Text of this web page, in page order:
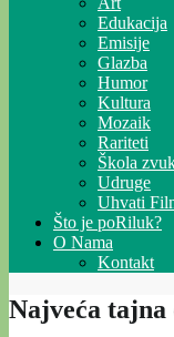
Edukacija
Emisije
Glazba
Humor
Kultura
Mozaik
Rariteti
Škola
Udruge
Uhvati
Što je poRiluk?
O Nama
Kontakt
Najveća tajna